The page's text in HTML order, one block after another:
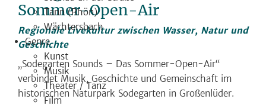
Tann (Rhön)
Wächtersbach
Genre
Kunst
Musik
Theater / Tanz
Film
Sommer-Open-Air
Regionale Livekultur zwischen Wasser, Natur und
Geschichte
„Sodegarten Sounds – Das Sommer-Open-Air“
verbindet Musik, Geschichte und Gemeinschaft im
historischen Naturpark Sodegarten in Großenlüder.